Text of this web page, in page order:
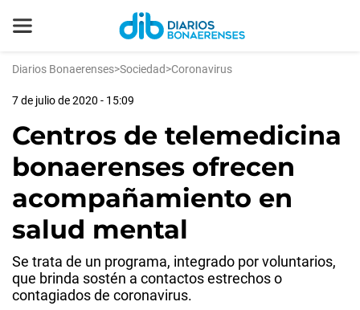
Diarios Bonaerenses>Sociedad>Coronavirus
7 de julio de 2020 - 15:09
Centros de telemedicina
bonaerenses ofrecen
acompañamiento en
salud mental
Se trata de un programa, integrado por voluntarios,
que brinda sostén a contactos estrechos o
contagiados de coronavirus.